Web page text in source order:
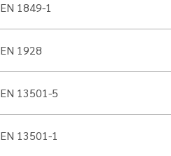
EN 1849-1
EN 1928
EN 13501-5
EN 13501-1